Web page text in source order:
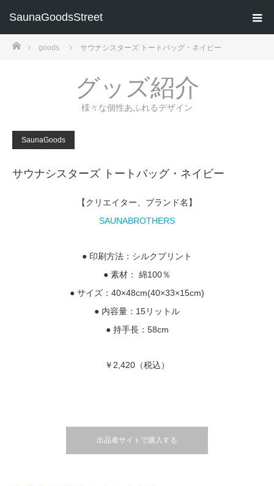
SaunaGoodsStreet
ホームgoods サウナシスターズ トートバッグ・ネイビー
グッズ紹介
様々な個性あふれるデザイン
SaunaGoods
サウナシスターズ トートバッグ・ネイビー
【クリエイター、ブランド名】
SAUNABROTHERS
● 印刷方法：シルクプリント
● 素材： 綿100％
● サイズ：40×48cm(40×33×15cm)
● 内容量：15リットル
● 持手長：58cm
￥2,420（税込）
出品者サイトで購入する